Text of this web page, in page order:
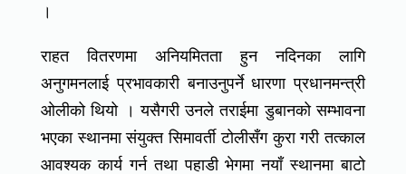
।
राहत वितरणमा अनियमितता हुन नदिनका लागि
अनुगमनलाई प्रभावकारी बनाउनुपर्ने धारणा प्रधानमन्त्री
ओलीको थियो । यसैगरी उनले तराईमा डुबानको सम्भावना
भएका स्थानमा संयुक्त सिमावर्ती टोलीसँग कुरा गरी तत्काल
आवश्यक कार्य गर्न तथा पहाडी भेगमा नयाँ स्थानमा बाटो